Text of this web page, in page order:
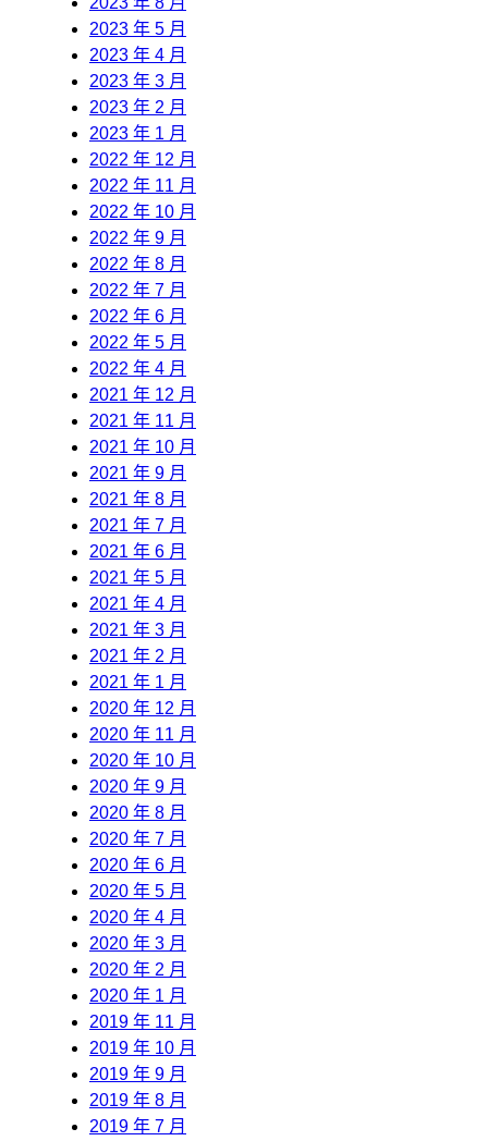
2023 年 5 月
2023 年 4 月
2023 年 3 月
2023 年 2 月
2023 年 1 月
2022 年 12 月
2022 年 11 月
2022 年 10 月
2022 年 9 月
2022 年 8 月
2022 年 7 月
2022 年 6 月
2022 年 5 月
2022 年 4 月
2021 年 12 月
2021 年 11 月
2021 年 10 月
2021 年 9 月
2021 年 8 月
2021 年 7 月
2021 年 6 月
2021 年 5 月
2021 年 4 月
2021 年 3 月
2021 年 2 月
2021 年 1 月
2020 年 12 月
2020 年 11 月
2020 年 10 月
2020 年 9 月
2020 年 8 月
2020 年 7 月
2020 年 6 月
2020 年 5 月
2020 年 4 月
2020 年 3 月
2020 年 2 月
2020 年 1 月
2019 年 11 月
2019 年 10 月
2019 年 9 月
2019 年 8 月
2019 年 7 月